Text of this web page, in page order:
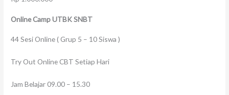
Online Camp UTBK SNBT
44 Sesi Online ( Grup 5 – 10 Siswa )
Try Out Online CBT Setiap Hari
Jam Belajar 09.00 – 15.30